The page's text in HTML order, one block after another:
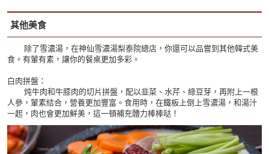
其他美食
除了雪濃湯，在神仙雪濃湯梨泰院總店，你還可以品嘗到其他韓式美
食。有葷有素，讓你的餐桌更加多彩。
白肉拼盤：
炖牛肉和牛膝肉的切片拼盤，配以韭菜、水芹、綠豆芽，再附上一根
人參，葷素結合，營養更加豐富。食用時，在鐵板上倒上雪濃湯，和湯汁
一起，肉也會更加鮮美，這一頓補充體力棒棒哒！